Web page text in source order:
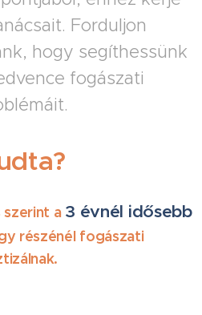
Forduljon
hogy segíthessünk
fogászati
szerint a 3 évnél idősebb
részénél fogászati